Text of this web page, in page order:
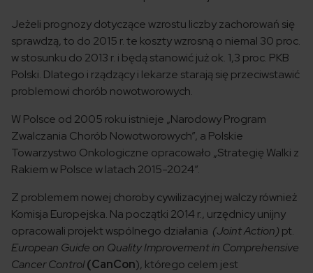
Jeżeli prognozy dotyczące wzrostu liczby zachorowań się
sprawdzą, to do 2015 r. te koszty wzrosną o niemal 30 proc.
w stosunku do 2013 r. i będą stanowić już ok. 1,3 proc. PKB
Polski. Dlatego i rządzący i lekarze starają się przeciwstawić
problemowi chorób nowotworowych.
W Polsce od 2005 roku istnieje „Narodowy Program
Zwalczania Chorób Nowotworowych”, a Polskie
Towarzystwo Onkologiczne opracowało „Strategię Walki z
Rakiem w Polsce w latach 2015-2024”.
Z problemem nowej choroby cywilizacyjnej walczy również
Komisja Europejska. Na początki 2014 r., urzędnicy unijny
opracowali projekt wspólnego działania (Joint Action) pt.
European Guide on Quality Improvement in Comprehensive
Cancer Control(CanCon), którego celem jest